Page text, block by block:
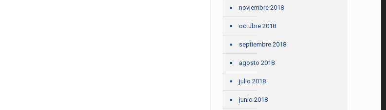
noviembre 2018
octubre 2018
septiembre 2018
agosto 2018
julio 2018
junio 2018